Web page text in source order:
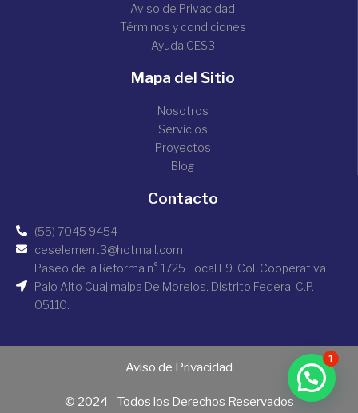
Aviso de Privacidad
Términos y condiciones
Ayuda CES3
Mapa del Sitio
Nosotros
Servicios
Proyectos
Blog
Contacto
(55) 7045 9454
ceselement3@hotmail.com
Paseo de la Reforma n° 1725 Local E9. Col. Cooperativa
Palo Alto Cuajimalpa De Morelos. Distrito Federal C.P.
05110.
Aviso de Privacidad
© 2024 - Todos los Derechos Reservados
1